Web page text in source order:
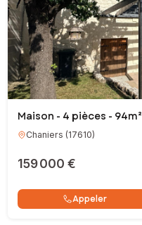
Maison - 4 pièces - 94m²
Chaniers (17610)
159 000 €
Appeler